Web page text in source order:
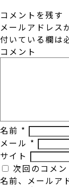
コメントを残す
メールアドレス
付いている欄は
コメント
名前 *
メール *
サイト
次回のコメ
名前、メールア